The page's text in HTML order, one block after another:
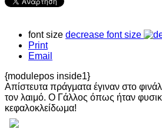
font size decrease font size
Print
Email
{modulepos inside1}
Απίστευτα πράγματα έγιναν στο
τον λαιμό. Ο Γάλλος όπως ήταν
κεφαλοκλείδωμα!